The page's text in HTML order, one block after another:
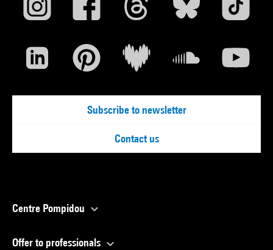
Subscribe to newsletter
Contact us
Centre Pompidou
Offer to professionals